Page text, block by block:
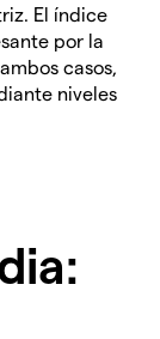
El índice
por la
casos,
niveles